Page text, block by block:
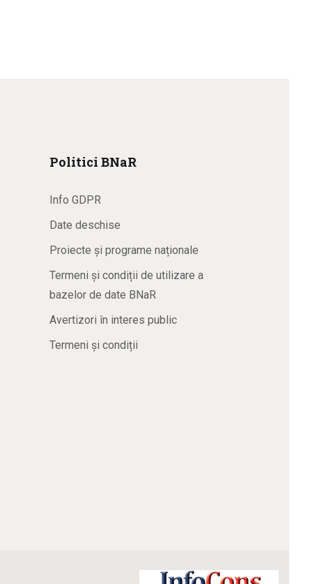
Politici BNaR
Info GDPR
Date deschise
Proiecte și programe naționale
Termeni și condiții de utilizare a
bazelor de date BNaR
Avertizori în interes public
Termeni și condiții